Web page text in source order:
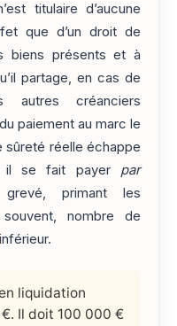
titulaire d’aucune
que d’un droit de
biens présents et à
partage, en cas de
créanciers
paiement au marc le
sûreté réelle échappe
il se fait payer par
primant les
nombre de
liquidation
Il doit 100 000 €